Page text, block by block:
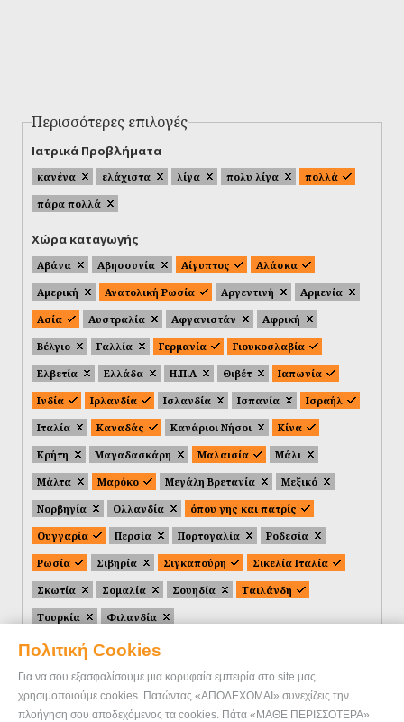
Πολιτική Cookies
Για να σου εξασφαλίσουμε μια κορυφαία εμπειρία στο site μας
χρησιμοποιούμε cookies. Πατώντας «ΑΠΟΔΕΧΟΜΑΙ» συνεχίζεις την
πλοήγηση σου αποδεχόμενος τα cookies. Πάτα «ΜΑΘΕ ΠΕΡΙΣΣΟΤΕΡΑ»
Περισσότερες επιλογές
Ιατρικά Προβλήματα
κανένα ελάχιστα λίγα πολυ λίγα
πολλά
πάρα πολλά
Χώρα καταγωγής
Αβάνα Αβησσυνία Αίγυπτος
Αλάσκα
Αμερική
Ανατολική Ρωσία Αργεντινή
Αρμενία
Ασία
Αυστραλία Αφγανιστάν
Αφρική
Βέλγιο
Γαλλία Γερμανία
Γιουκοσλαβία
Ελβετία
Ελλάδα Η.Π.Α Θιβέτ
Ιαπωνία
Ινδία
Ιρλανδία Ισλανδία Ισπανία
Ισραήλ
Ιταλία
Καναδάς Κανάριοι Νήσοι
Κίνα
Κρήτη
Μαγαδασκάρη Μαλαισία
Μάλι
Μάλτα
Μαρόκο Μεγάλη Βρετανία
Μεξικό
Νορβηγία
Ολλανδία
όπου γης και πατρίς
Ουγγαρία
Περσία Πορτογαλία
Ροδεσία
Ρωσία
Σιβηρία Σιγκαπούρη
Σικελία Ιταλία
Σκωτία
Σομαλία Σουηδία
Ταιλάνδη
Τουρκία
Φιλανδία